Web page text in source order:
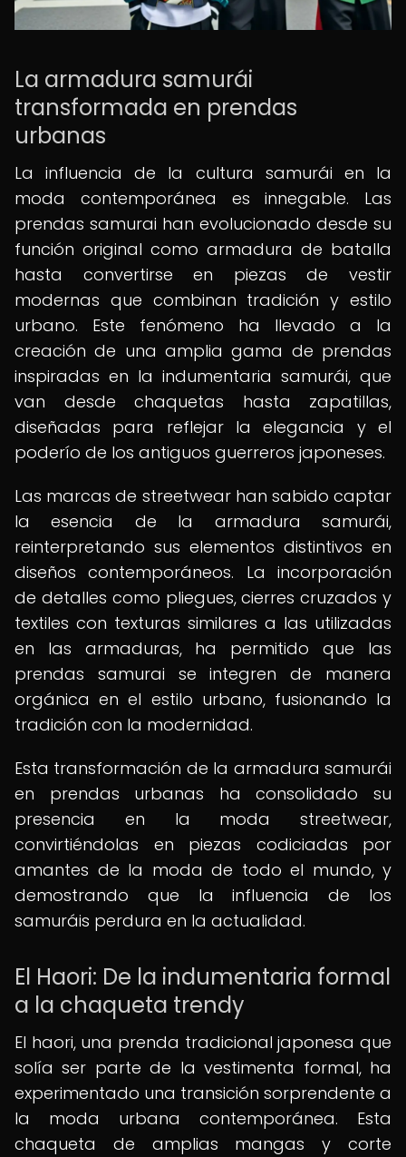
La armadura samurái
transformada en prendas
urbanas
La influencia de la cultura samurái en la
moda contemporánea es innegable. Las
prendas samurai han evolucionado desde su
función original como armadura de batalla
hasta convertirse en piezas de vestir
modernas que combinan tradición y estilo
urbano. Este fenómeno ha llevado a la
creación de una amplia gama de prendas
inspiradas en la indumentaria samurái, que
van desde chaquetas hasta zapatillas,
diseñadas para reflejar la elegancia y el
poderío de los antiguos guerreros japoneses.
Las marcas de streetwear han sabido captar
la esencia de la armadura samurái,
reinterpretando sus elementos distintivos en
diseños contemporáneos. La incorporación
de detalles como pliegues, cierres cruzados y
textiles con texturas similares a las utilizadas
en las armaduras, ha permitido que las
prendas samurai se integren de manera
orgánica en el estilo urbano, fusionando la
tradición con la modernidad.
Esta transformación de la armadura samurái
en prendas urbanas ha consolidado su
presencia en la moda streetwear,
convirtiéndolas en piezas codiciadas por
amantes de la moda de todo el mundo, y
demostrando que la influencia de los
samuráis perdura en la actualidad.
El Haori: De la indumentaria formal
a la chaqueta trendy
El haori, una prenda tradicional japonesa que
solía ser parte de la vestimenta formal, ha
experimentado una transición sorprendente a
la moda urbana contemporánea. Esta
chaqueta de amplias mangas y corte